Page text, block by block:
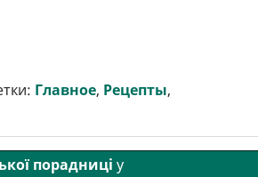
Главное, Рецепты,
порадниці у